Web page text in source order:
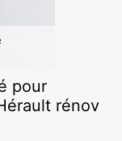
pour
rénov